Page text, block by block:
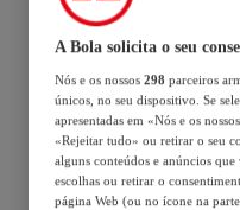
A Bola solicita o seu
Nós e os nossos 298 parceiros
únicos, no seu dispositivo. Se
apresentadas em «Nós e os
«Rejeitar tudo» ou retirar o seu
alguns conteúdos e anúncios que
escolhas ou retirar o
página Web (ou no ícone na